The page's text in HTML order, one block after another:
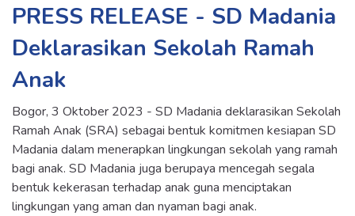
PRESS RELEASE - SD Madania
Deklarasikan Sekolah Ramah
Anak
Bogor, 3 Oktober 2023 - SD Madania deklarasikan Sekolah
Ramah Anak (SRA) sebagai bentuk komitmen kesiapan SD
Madania dalam menerapkan lingkungan sekolah yang ramah
bagi anak. SD Madania juga berupaya mencegah segala
bentuk kekerasan terhadap anak guna menciptakan
lingkungan yang aman dan nyaman bagi anak.